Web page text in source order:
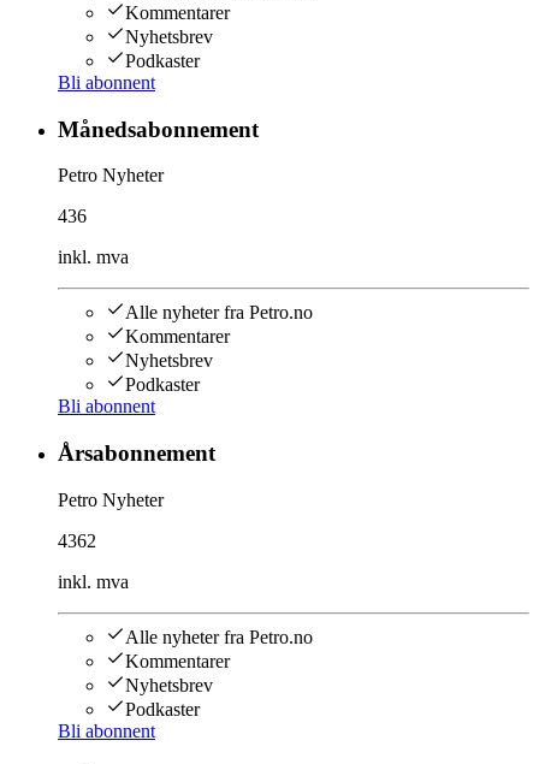
Kommentarer
Nyhetsbrev
Podkaster
Bli abonnent
Månedsabonnement
Petro Nyheter
436
inkl. mva
Alle nyheter fra Petro.no
Kommentarer
Nyhetsbrev
Podkaster
Bli abonnent
Årsabonnement
Petro Nyheter
4362
inkl. mva
Alle nyheter fra Petro.no
Kommentarer
Nyhetsbrev
Podkaster
Bli abonnent